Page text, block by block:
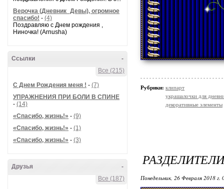
Верочка (Дневник_Девы), огромное
спасибо! - (4)
Поздравляю с Днем рождения ,
Ниночка! (Arnusha)
-
Ссылки
Все (215)
С Днем Рождения меня ! - (7)
УПРАЖНЕНИЯ ПРИ БОЛИ В СПИНЕ
- (14)
«Спасибо, жизнь!» - (9)
«Спасибо, жизнь!» - (1)
«Спасибо, жизнь!» - (3)
-
Друзья
Все (187)
Рубрики: клипарт
украшалочки для
декоративные элементы
Понедельник, 26 Февраля 2018